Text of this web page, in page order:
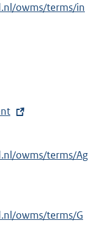
owms/terms/in
owms/terms/Ag
owms/terms/G